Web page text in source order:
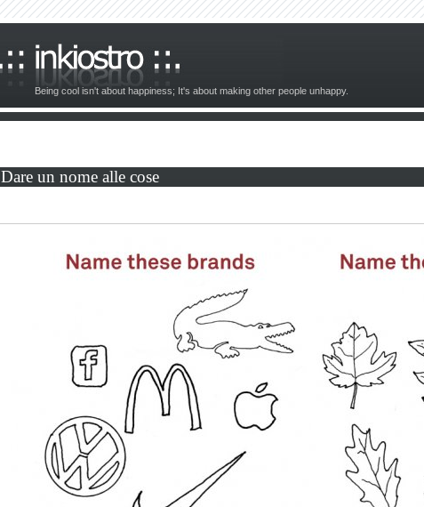
Being cool isn't about happiness; It's about making other people unhappy.
Dare un nome alle cose